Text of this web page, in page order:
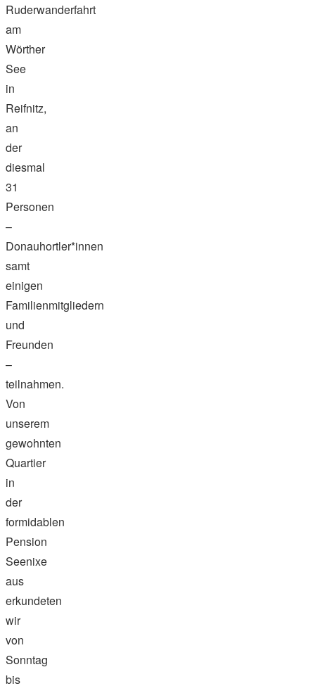
Ruderwanderfahrt
am
Wörther
See
in
Reifnitz,
an
der
diesmal
31
Personen
–
Donauhortler*innen
samt
einigen
Familienmitgliedern
und
Freunden
–
teilnahmen.
Von
unserem
gewohnten
Quartier
in
der
formidablen
Pension
Seenixe
aus
erkundeten
wir
von
Sonntag
bis